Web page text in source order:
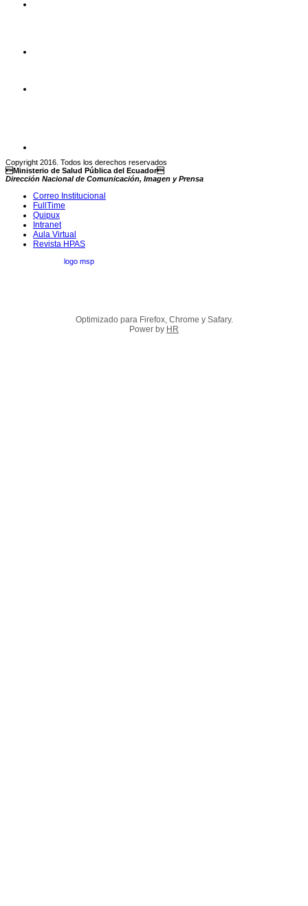
Copyright 2016. Todos los derechos reservados
Ministerio de Salud Pública del Ecuador
Dirección Nacional de Comunicación, Imagen y Prensa
Correo Institucional
FullTime
Quipux
Intranet
Aula Virtual
Revista HPAS
Optimizado para Firefox, Chrome y Safary.
Power by HR